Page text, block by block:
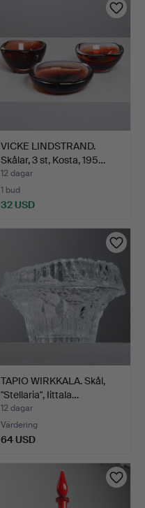
VICKE LINDSTRAND.
Skålar, 3 st, Kosta, 195…
12 dagar
1 bud
32 USD
TAPIO WIRKKALA. Skål,
"Stellaria", Iittala…
12 dagar
Värdering
64 USD